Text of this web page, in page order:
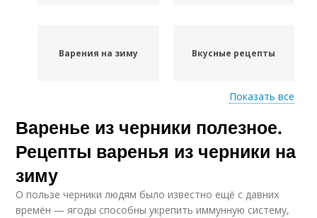
Варения на зиму Вкусные рецепты
Вкусный рецепт
Показать все
Варенье из черники полезное.
Рецепты варенья из черники на
зиму
О пользе черники людям было известно ещё с давних
времён — ягоды способны укрепить иммунную систему,